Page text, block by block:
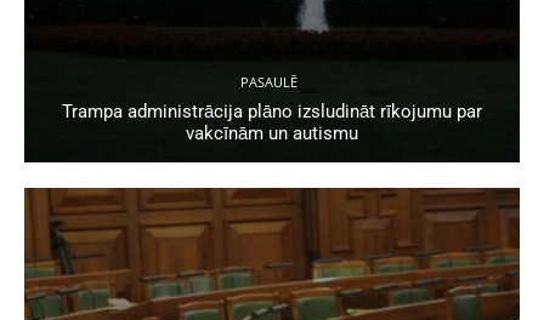
PASAULĒ
Trampa administrācija plāno izsludināt rīkojumu par
vakcīnām un autismu